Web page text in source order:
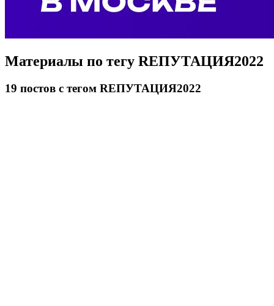
Материалы по тегу RЕПУТАЦИЯ2022
19 постов с тегом RЕПУТАЦИЯ2022